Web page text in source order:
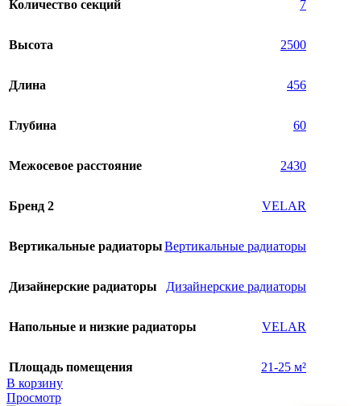
Количество секций 7
Высота 2500
Длина 456
Глубина 60
Межосевое расстояние 2430
Бренд 2 VELAR
Вертикальные радиаторыВертикальные радиаторы
Дизайнерские радиаторы Дизайнерские радиаторы
Напольные и низкие радиаторы VELAR
Площадь помещения
21-25 м²
В корзину
Просмотр